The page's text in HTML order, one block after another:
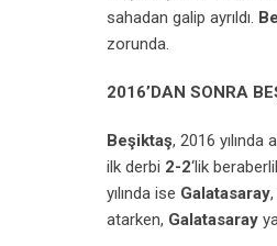
sahadan galip ayrıldı.
zorunda.
2016’DAN SONRA
Beşiktaş, 2016 yılında
ilk derbi 2-2‘lik
yılında ise Galatasaray,
atarken, Galatasaray